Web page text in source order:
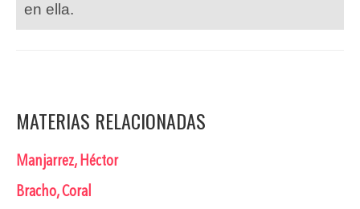
en ella.
MATERIAS RELACIONADAS
Manjarrez, Héctor
Bracho, Coral